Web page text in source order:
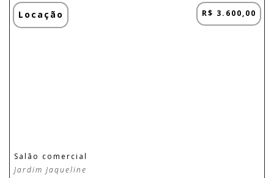
Locação R$ 3.600,00
Salão comercial
Jardim Jaqueline